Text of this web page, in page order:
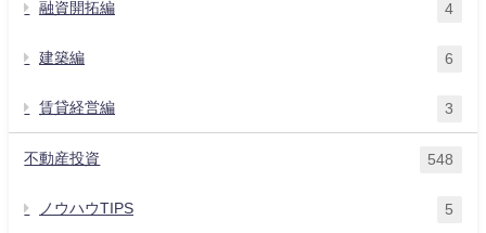
融資開拓編 4
建築編 6
賃貸経営編 3
不動産投資 548
ノウハウTIPS 5